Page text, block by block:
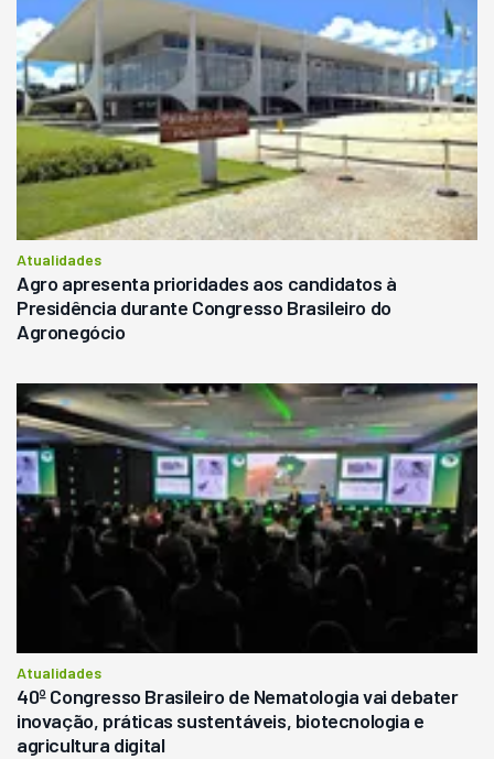
Atualidades
Agro apresenta prioridades aos candidatos à
Presidência durante Congresso Brasileiro do
Agronegócio
Atualidades
40º Congresso Brasileiro de Nematologia vai debater
inovação, práticas sustentáveis, biotecnologia e
agricultura digital